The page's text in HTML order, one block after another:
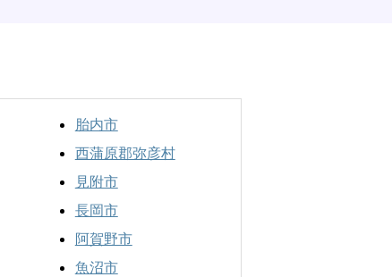
胎内市
西蒲原郡弥彦村
見附市
長岡市
阿賀野市
魚沼市